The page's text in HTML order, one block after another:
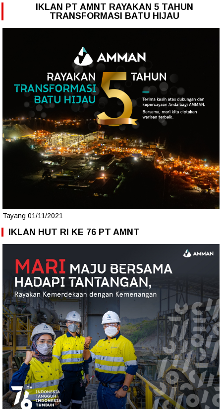
IKLAN PT AMNT RAYAKAN 5 TAHUN
TRANSFORMASI BATU HIJAU
Tayang 01/11/2021
IKLAN HUT RI KE 76 PT AMNT